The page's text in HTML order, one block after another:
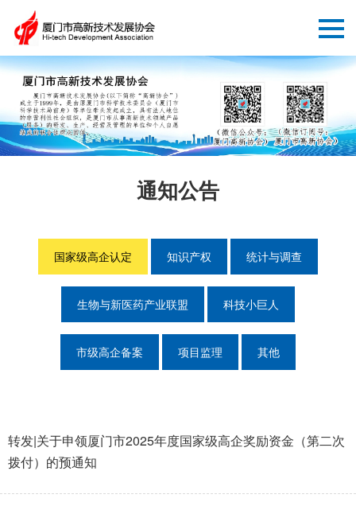
通知公告
国家级高企认定 知识产权 统计与调查
生物与新医药产业联盟 科技小巨人
市级高企备案 项目监理 其他
转发|关于申领厦门市2025年度国家级高企奖励资金（第二次
拨付）的预通知